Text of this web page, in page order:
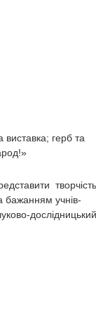
виставка; герб та
творчість
учнів-
дослідницький